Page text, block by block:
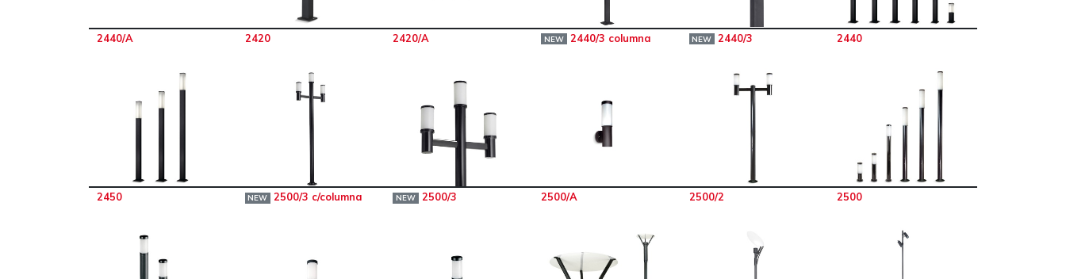
2440/A 2420 2420/A NEW 2440/3 columna NEW 2440/3 2440
2450 NEW 2500/3 c/columna NEW 2500/3 2500/A 2500/2 2500